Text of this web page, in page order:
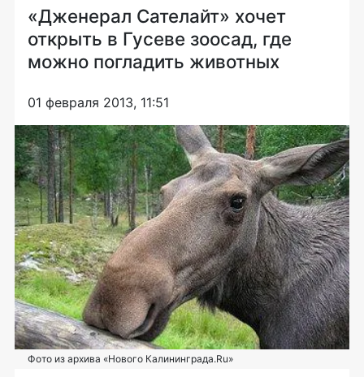
«Дженерал Сателайт» хочет
открыть в Гусеве зоосад, где
можно погладить животных
01 февраля 2013, 11:51
Фото из архива «Нового Калининграда.Ru»